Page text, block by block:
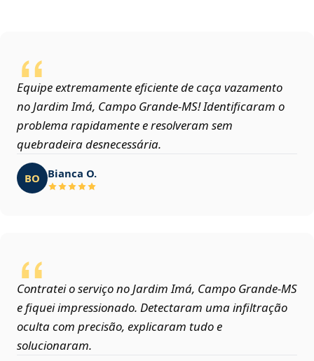
Equipe extremamente eficiente de caça vazamento
no Jardim Imá, Campo Grande‑MS! Identificaram o
problema rapidamente e resolveram sem
quebradeira desnecessária.
BO Bianca O.
Contratei o serviço no Jardim Imá, Campo Grande‑MS
e fiquei impressionado. Detectaram uma infiltração
oculta com precisão, explicaram tudo e
solucionaram.